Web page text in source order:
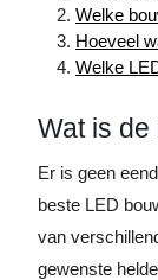
Welke
Hoeveel
Welke
Wat is
Er is geen
beste LED
van
gewenste